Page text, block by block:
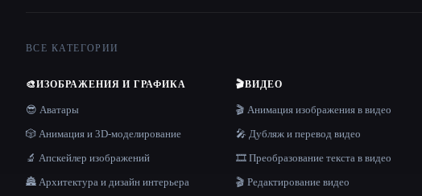
ВСЕ КАТЕГОРИИ
🎨ИЗОБРАЖЕНИЯ И ГРАФИКА
😎 Аватары
🎲 Анимация и 3D-моделирование
🔬 Апскейлер изображений
🏯 Архитектура и дизайн интерьера
🎬ВИДЕО
🎬 Анимация изображения в видео
🎤 Дубляж и перевод видео
🎞️ Преобразование текста в видео
🎬 Редактирование видео